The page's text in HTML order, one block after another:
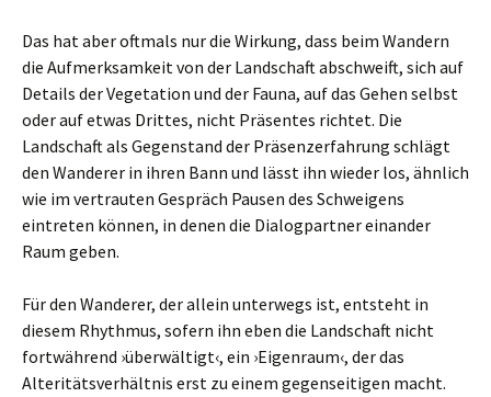
Das hat aber oftmals nur die Wirkung, dass beim Wandern
die Aufmerksamkeit von der Landschaft abschweift, sich auf
Details der Vegetation und der Fauna, auf das Gehen selbst
oder auf etwas Drittes, nicht Präsentes richtet. Die
Landschaft als Gegenstand der Präsenzerfahrung schlägt
den Wanderer in ihren Bann und lässt ihn wieder los, ähnlich
wie im vertrauten Gespräch Pausen des Schweigens
eintreten können, in denen die Dialogpartner einander
Raum geben.
Für den Wanderer, der allein unterwegs ist, entsteht in
diesem Rhythmus, sofern ihn eben die Landschaft nicht
fortwährend ›überwältigt‹, ein ›Eigenraum‹, der das
Alteritätsverhältnis erst zu einem gegenseitigen macht.